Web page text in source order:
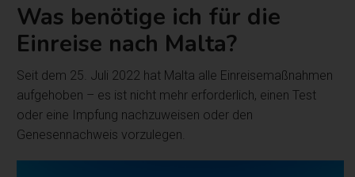
Was benötige ich für die
Einreise nach Malta?
Seit dem 25. Juli 2022 hat Malta alle Einreisemaßnahmen
aufgehoben – es ist nicht mehr erforderlich, einen Test
oder eine Impfung nachzuweisen oder den
Genesennachweis vorzulegen.